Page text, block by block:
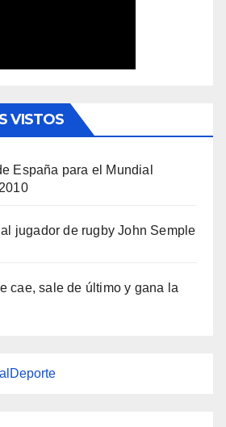
VISTOS
España para el Mundial
jugador de rugby John Semple
cae, sale de último y gana la